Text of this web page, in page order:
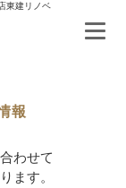
東建リノベ
報
わせて
ます。